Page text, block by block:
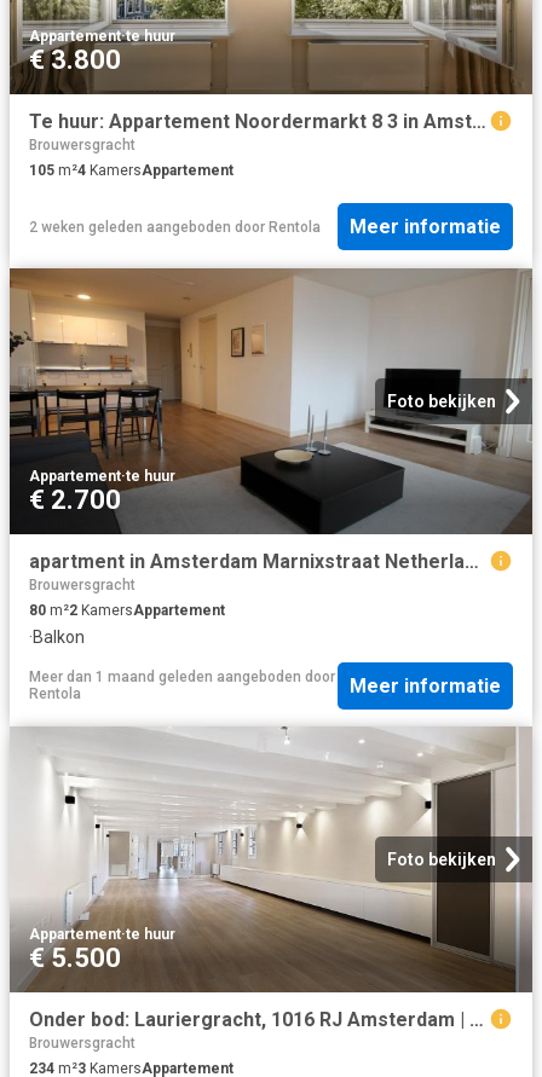
Appartement·te huur
€ 3.800
Te huur: Appartement Noordermarkt 8 3 in Amsterdam
Brouwersgracht
105 m²4 KamersAppartement
2 weken geleden aangeboden door Rentola Meer informatie
Foto bekijken
Appartement·te huur
€ 2.700
apartment in Amsterdam Marnixstraat Netherlands 2 Rooms
Brouwersgracht
80 m²2 KamersAppartement
·Balkon
Meer dan 1 maand geleden aangeboden door
Rentola
Meer informatie
Foto bekijken
Appartement·te huur
€ 5.500
Onder bod: Lauriergracht, 1016 RJ Amsterdam | VVA
Brouwersgracht
234 m²3 KamersAppartement